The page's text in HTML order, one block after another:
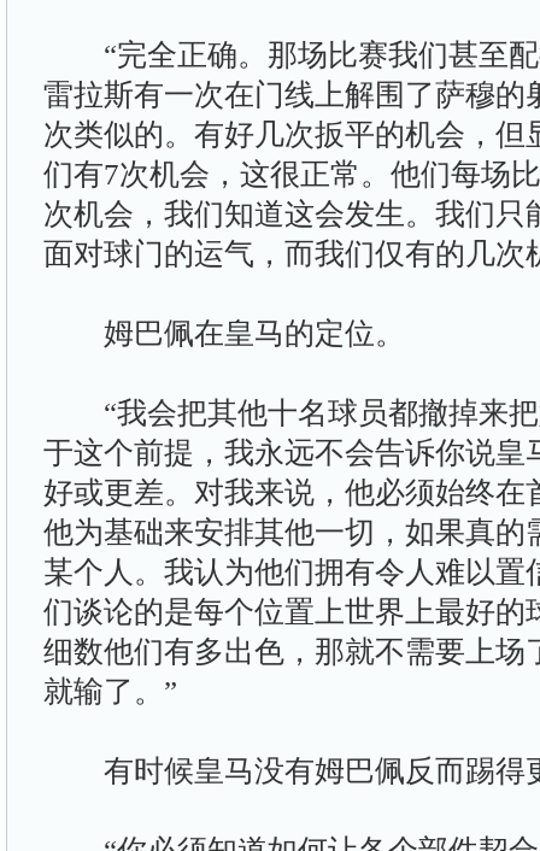
“完全正确。那场比赛我们甚至配
雷拉斯有一次在门线上解围了萨穆的
次类似的。有好几次扳平的机会，但
们有7次机会，这很正常。他们每场
次机会，我们知道这会发生。我们只
面对球门的运气，而我们仅有的几次
姆巴佩在皇马的定位。
“我会把其他十名球员都撤掉来把
于这个前提，我永远不会告诉你说皇
好或更差。对我来说，他必须始终在
他为基础来安排其他一切，如果真的
某个人。我认为他们拥有令人难以置
们谈论的是每个位置上世界上最好的
细数他们有多出色，那就不需要上场
就输了。”
有时候皇马没有姆巴佩反而踢得